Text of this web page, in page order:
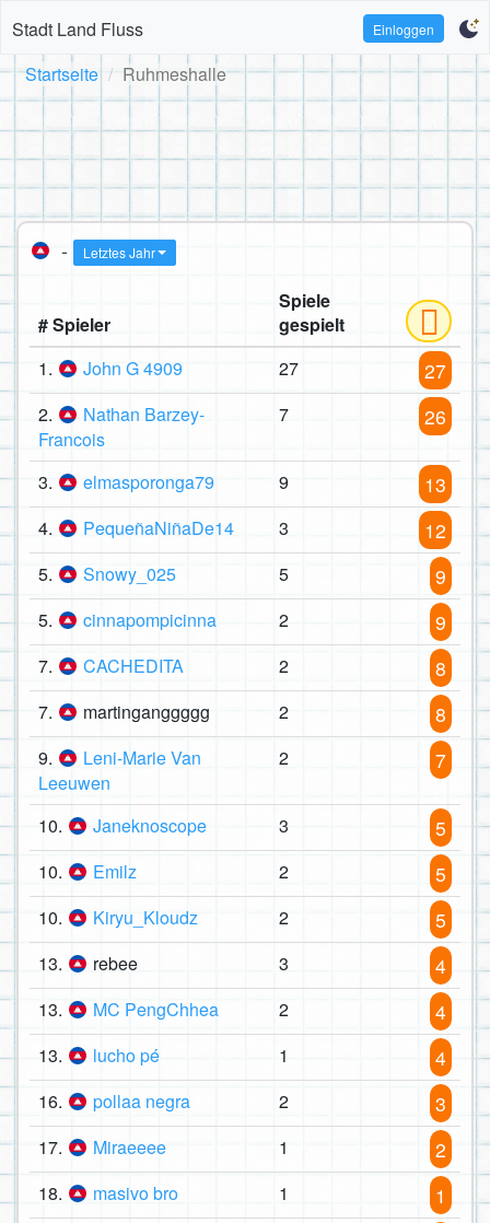
Stadt Land Fluss Einloggen
Startseite Ruhmeshalle
- Letztes Jahr
# Spieler
Spiele
gespielt
1.
John G 4909 27 27
2.
Nathan Barzey-
Francois
7 26
3. elmasporonga79 9 13
4. PequeñaNiñaDe14 3 12
5. Snowy_025 5 9
5. cinnapompicinna 2 9
7. CACHEDITA 2 8
7. martinganggggg 2 8
9.
Leni-Marie Van
Leeuwen
2 7
10. Janeknoscope 3 5
10. Emilz 2 5
10. Kiryu_Kloudz 2 5
13. rebee 3 4
13. MC PengChhea 2 4
13. lucho pé 1 4
16. pollaa negra 2 3
17. Miraeeee 1 2
18. masivo bro 1 1